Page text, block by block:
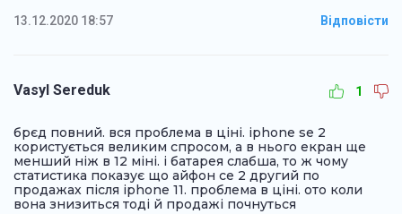
13.12.2020 18:57 Відповісти
Vasyl Sereduk 1
брєд повний. вся проблема в ціні. iphone se 2
користується великим спросом, а в нього екран ще
менший ніж в 12 міні. і батарея слабша, то ж чому
статистика показує що айфон се 2 другий по
продажах після iphone 11. проблема в ціні. ото коли
вона знизиться тоді й продажі почнуться